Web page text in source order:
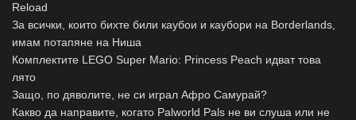
Reload
За всички, които бихте били каубои и каубори на Borderlands,
имам потапяне на Ниша
Комплектите LEGO Super Mario: Princess Peach идват това
лято
Защо, по дяволите, не си играл Афро Самурай?
Какво да направите, когато Palworld Pals не ви слуша или не